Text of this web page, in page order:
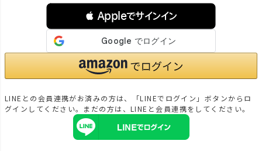
 Appleでサインイン
LINEとの会員連携がお済みの方は、「LINEでログイン」ボタンからロ
グインしてください。まだの方は、LINEと会員連携をしてください。